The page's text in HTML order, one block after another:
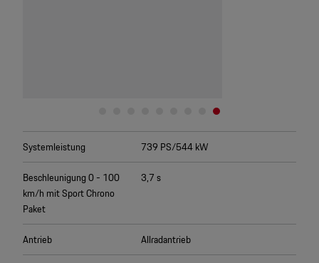
739 PS/544 kW
Systemleistung
3,7 s
Beschleunigung 0 - 100
km/h mit Sport Chrono
Paket
Allradantrieb
Antrieb